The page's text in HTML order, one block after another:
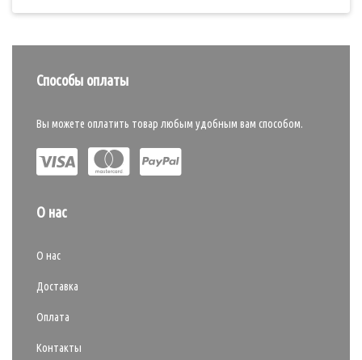
Способы оплаты
Вы можете оплатить товар любым удобным вам способом.
О нас
О нас
Доставка
Оплата
Контакты